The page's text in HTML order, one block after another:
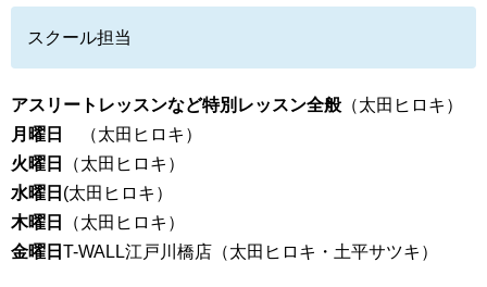
スクール担当
アスリートレッスンなど特別レッスン全般 （太田ヒロキ）
月曜日
（太田ヒロキ）
火曜日
（太田ヒロキ）
水曜日 (太田ヒロキ）
木曜日
（太田ヒロキ）
金曜日 T-WALL江戸川橋店（太田ヒロキ・土平サツキ）